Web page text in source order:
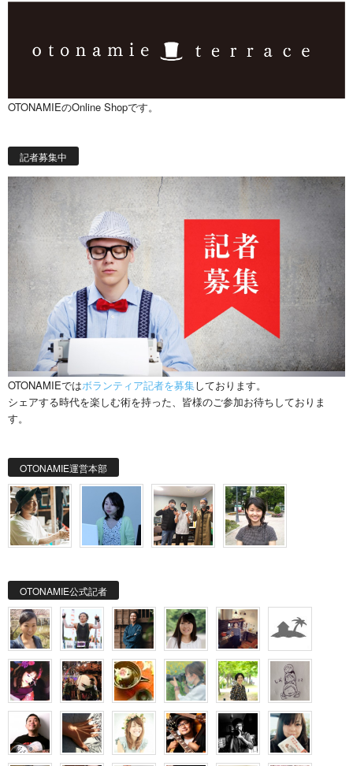
OTONAMIEのOnline Shopです。
記者募集中
OTONAMIEではボランティア記者を募集しております。
シェアする時代を楽しむ術を持った、皆様のご参加お待ちしておりま
す。
OTONAMIE運営本部
OTONAMIE公式記者